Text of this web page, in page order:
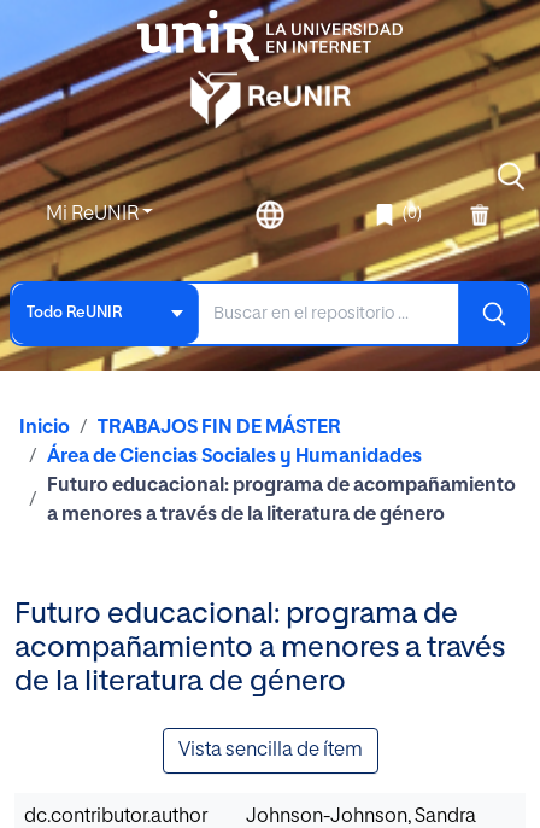
Mi ReUNIR (0)
Todo ReUNIR
Inicio
TRABAJOS FIN DE MÁSTER
Área de Ciencias Sociales y Humanidades
Futuro educacional: programa de acompañamiento
a menores a través de la literatura de género
Futuro educacional: programa de
acompañamiento a menores a través
de la literatura de género
Vista sencilla de ítem
dc.contributor.author Johnson-Johnson, Sandra